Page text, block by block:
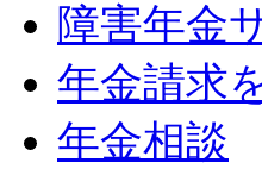
障害年金
年金請求
年金相談